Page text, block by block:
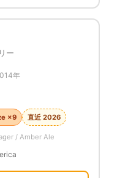
ー
年
×9 直近 2026
/ Amber Ale